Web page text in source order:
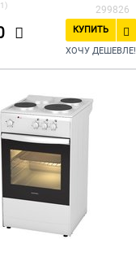
299826
КУПИТЬ
ХОЧУ ДЕШЕВЛЕ!